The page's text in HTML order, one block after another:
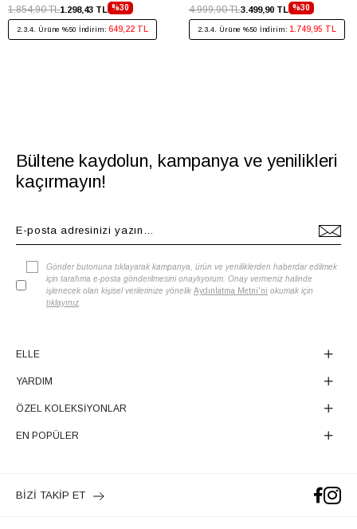
%30
1.298,43 TL
1.854,90 TL
2.3.4. Ürüne %50 İndirim: 649,22 TL
%30
3.499,90 TL
4.999,90 TL
2.3.4. Ürüne %50 İndirim: 1.749,95 TL
Bültene kaydolun, kampanya ve yenilikleri
kaçırmayın!
Gönder butonuna tıklayarak kampanya, ürün ve yeniliklerden haberdar edilmek
için tarafıma e-posta gönderilmesini onaylıyorum. Onay vermeniz halinde
işlenecek olan kişisel verilerinize yönelik Aydınlatma Metni'ni okumak için
tıklayınız
ELLE
YARDIM
ÖZEL KOLEKSİYONLAR
EN POPÜLER
BİZİ TAKİP ET